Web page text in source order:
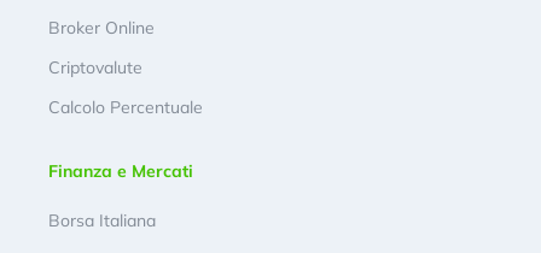
Broker Online
Criptovalute
Calcolo Percentuale
Finanza e Mercati
Borsa Italiana